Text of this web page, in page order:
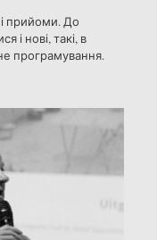
прийоми. До
і нові, такі, в
програмування.